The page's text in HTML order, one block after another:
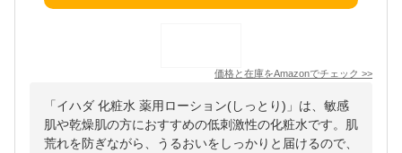
価格と在庫をAmazonでチェック >>
「イハダ 化粧水 薬用ローション(しっとり)」は、敏感
肌や乾燥肌の方におすすめの低刺激性の化粧水です。肌
荒れを防ぎながら、うるおいをしっかりと届けるので、